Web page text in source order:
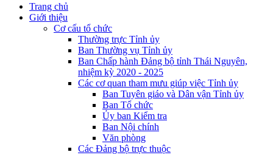
Trang chủ
Giới thiệu
Cơ cấu tổ chức
Thường trực Tỉnh ủy
Ban Thường vụ Tỉnh ủy
Ban Chấp hành Đảng bộ tỉnh Thái Nguyên,
nhiệm kỳ 2020 - 2025
Các cơ quan tham mưu giúp việc Tỉnh ủy
Ban Tuyên giáo và Dân vận Tỉnh ủy
Ban Tổ chức
Ủy ban Kiểm tra
Ban Nội chính
Văn phòng
Các Đảng bộ trực thuộc